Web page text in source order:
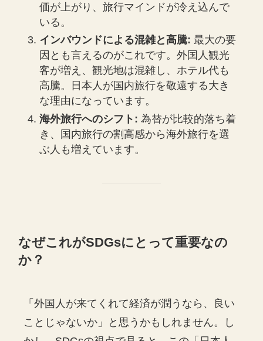
価が上がり、旅行マインドが冷え込んで
いる。
インバウンドによる混雑と高騰: 最大の要
因とも言えるのがこれです。外国人観光
客が増え、観光地は混雑し、ホテル代も
高騰。日本人が国内旅行を敬遠する大き
な理由になっています。
海外旅行へのシフト: 為替が比較的落ち着
き、国内旅行の割高感から海外旅行を選
ぶ人も増えています。
なぜこれがSDGsにとって重要なの
か？
「外国人が来てくれて経済が潤うなら、良い
ことじゃないか」と思うかもしれません。し